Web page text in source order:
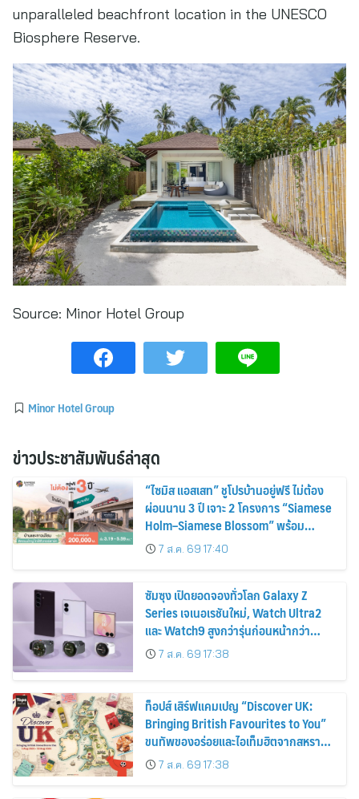
unparalleled beachfront location in the UNESCO
Biosphere Reserve.
Source: Minor Hotel Group
Minor Hotel Group
ข่าวประชาสัมพันธ์ล่าสุด
“ไซมิส แอสเสท” ชูโปรบ้านอยู่ฟรี ไม่ต้อง
ผ่อนนาน 3 ปี เจาะ 2 โครงการ “Siamese
Holm–Siamese Blossom” พร้อม
ส่วนลดและสิทธิพิเศษถึง 31 สิงหาคม
2569
7 ส.ค. 69 17:40
ซัมซุง เปิดยอดจองทั่วโลก Galaxy Z
Series เจเนอเรชันใหม่, Watch Ultra2
และ Watch9 สูงกว่ารุ่นก่อนหน้ากว่า
30%7 ส.ค. 69 17:38
ท็อปส์ เสิร์ฟแคมเปญ “Discover UK:
Bringing British Favourites to You”
ขนทัพของอร่อยและไอเท็มฮิตจากสหราช
อาณาจักร ส่งตรงถึงมือตั้งแต่วันนี้ – 18
สิงหาคมนี้
7 ส.ค. 69 17:38